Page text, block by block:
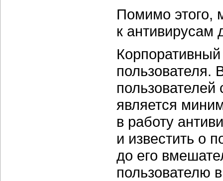
Помимо этого,
к антивирусам
пользователя.
является
в работу
и известить о
до его
пользователю